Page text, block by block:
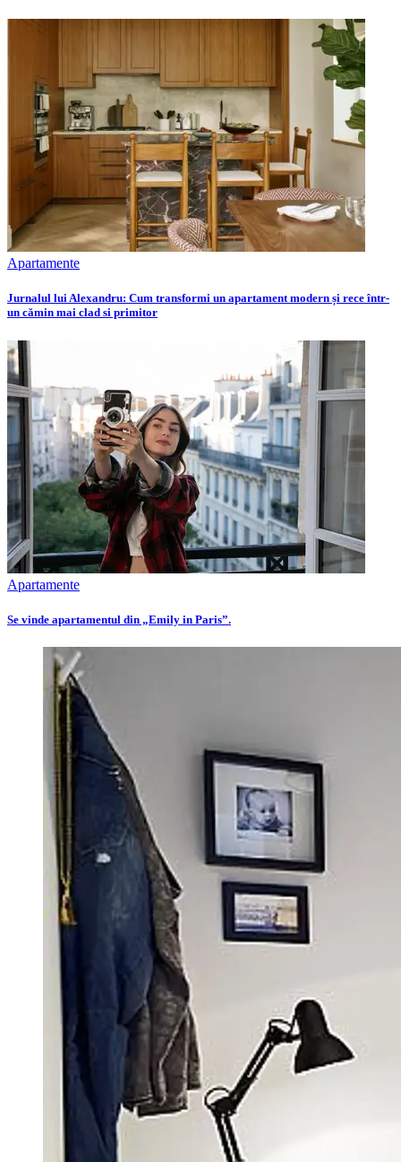
Apartamente
Jurnalul lui Alexandru: Cum transformi un apartament modern și rece într-
un cămin mai clad si primitor
Apartamente
Se vinde apartamentul din „Emily in Paris”.